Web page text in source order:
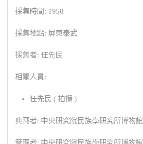
採集時間: 1958
採集地點: 屏東泰武
採集者: 任先民
相關人員:
任先民 ( 拍攝 )
典藏者: 中央研究院民族學研究所博物館